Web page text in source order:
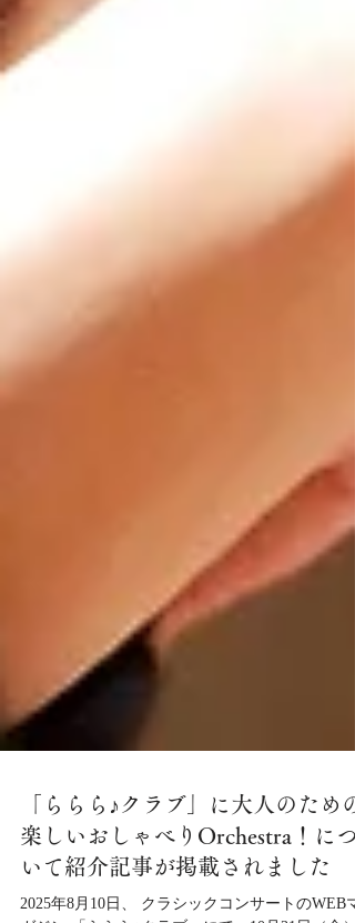
「ららら♪クラブ」に大人のための